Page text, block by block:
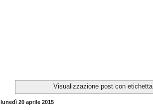
Visualizzazione post con etichetta
lunedì 20 aprile 2015